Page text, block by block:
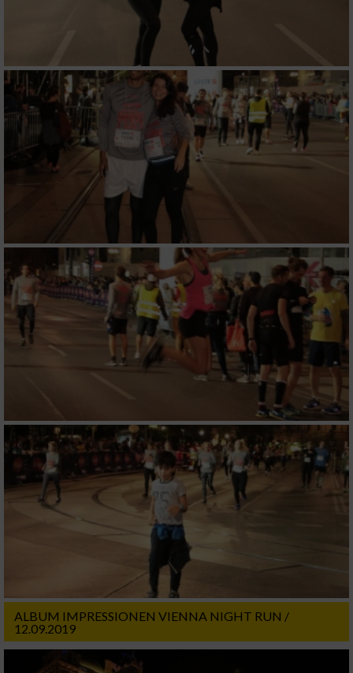
ALBUM IMPRESSIONEN VIENNA NIGHT RUN /
12.09.2019